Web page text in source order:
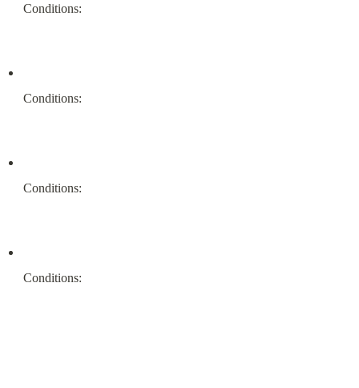
Conditions:
Conditions:
Conditions:
Conditions: